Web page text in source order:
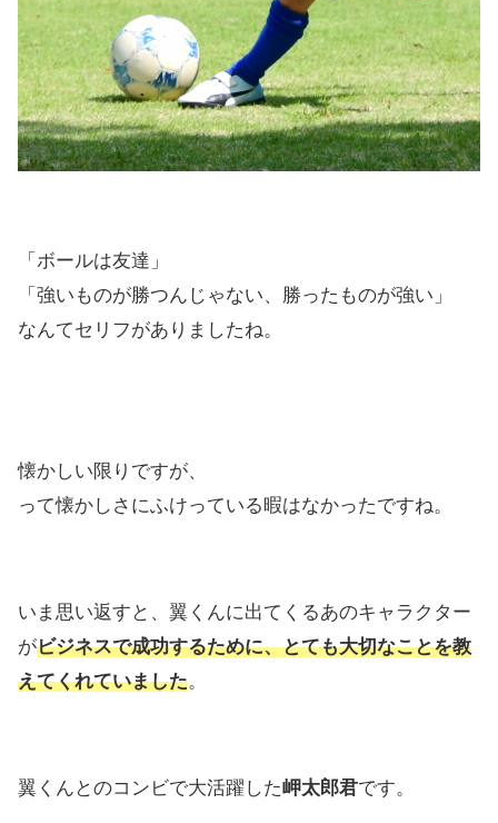
「ボールは友達」
「強いものが勝つんじゃない、勝ったものが強い」
なんてセリフがありましたね。
懐かしい限りですが、
って懐かしさにふけっている暇はなかったですね。
いま思い返すと、翼くんに出てくるあのキャラクター
がビジネスで成功するために、とても大切なことを教
えてくれていました。
翼くんとのコンビで大活躍した岬太郎君です。